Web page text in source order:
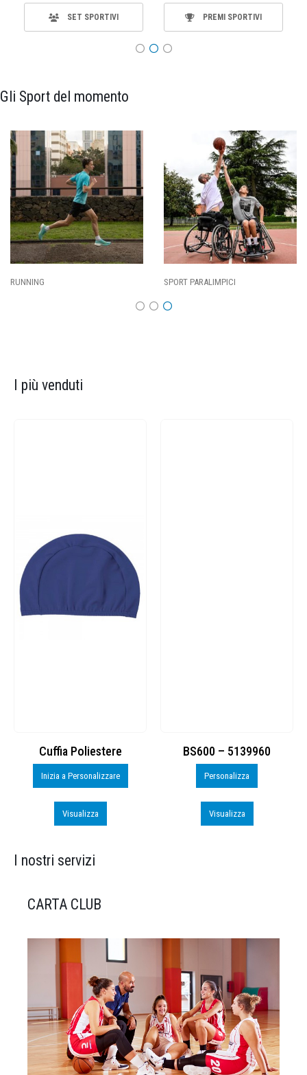
SET SPORTIVI PREMI SPORTIVI
Gli Sport del momento
CALCIO
I più venduti
Cuffia Poliestere
Inizia a Personalizzare
Visualizza
BS600 – 5139960
Personalizza
Visualizza
I nostri servizi
CARTA CLUB